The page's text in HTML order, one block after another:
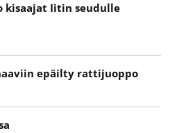
kisaajat Iitin seudulle
epäilty rattijuoppo